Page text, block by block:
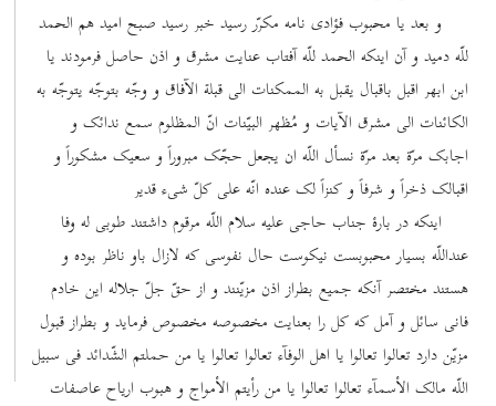
و بعد یا محبوب فؤادی نامه مکرّر رسید خبر رسید صبح امید هم الحمد
للّه دمید و آن اینکه الحمد للّه آفتاب عنایت مشرق و اذن حاصل فرمودند یا
ابن ابهر اقبل باقبال یقبل به الممکنات الی قبلة الآفاق و وجّه بتوجّه یتوجّه به
الکائنات الی مشرق الآیات و مُظهر البیّنات انّ المظلوم سمع ندائک و
اجابک مرّة بعد مرّة نسأل اللّه ان یجعل حجّک مبروراً و سعیک مشکوراً و
اقبالک ذخراً و شرفاً و کنزاً لک عنده انّه علی کلّ شیء قدیر
اینکه در بارۀ جناب حاجی علیه سلام اللّه مرقوم داشتند طوبی له وفا
عنداللّه بسیار محبوبست نیکوست حال نفوسی که لازال باو ناظر بوده و
هستند مختصر آنکه جمیع بطراز اذن مزیّنند و از حقّ جلّ جلاله این خادم
فانی سائل و آمل که کل را بعنایت مخصوصه مخصوص فرماید و بطراز قبول
مزیّن دارد تعالوا تعالوا یا اهل الوفآء تعالوا تعالوا یا من حملتم الشّدائد فی سبیل
اللّه مالک الأسمآء تعالوا تعالوا یا من رأیتم الأمواج و هبوب اریاح عاصفات